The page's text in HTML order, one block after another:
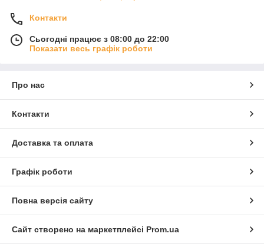
Контакти
Сьогодні працює з 08:00 до 22:00
Показати весь графік роботи
Про нас
Контакти
Доставка та оплата
Графік роботи
Повна версія сайту
Сайт створено на маркетплейсі Prom.ua